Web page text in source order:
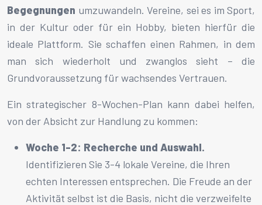
Begegnungen umzuwandeln. Vereine, sei es im Sport,
in der Kultur oder für ein Hobby, bieten hierfür die
ideale Plattform. Sie schaffen einen Rahmen, in dem
man sich wiederholt und zwanglos sieht – die
Grundvoraussetzung für wachsendes Vertrauen.
Ein strategischer 8-Wochen-Plan kann dabei helfen,
von der Absicht zur Handlung zu kommen:
Woche 1-2: Recherche und Auswahl.
Identifizieren Sie 3-4 lokale Vereine, die Ihren
echten Interessen entsprechen. Die Freude an der
Aktivität selbst ist die Basis, nicht die verzweifelte